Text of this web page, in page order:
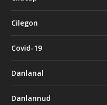
Cilegon
Covid-19
Danlanal
Danlannud